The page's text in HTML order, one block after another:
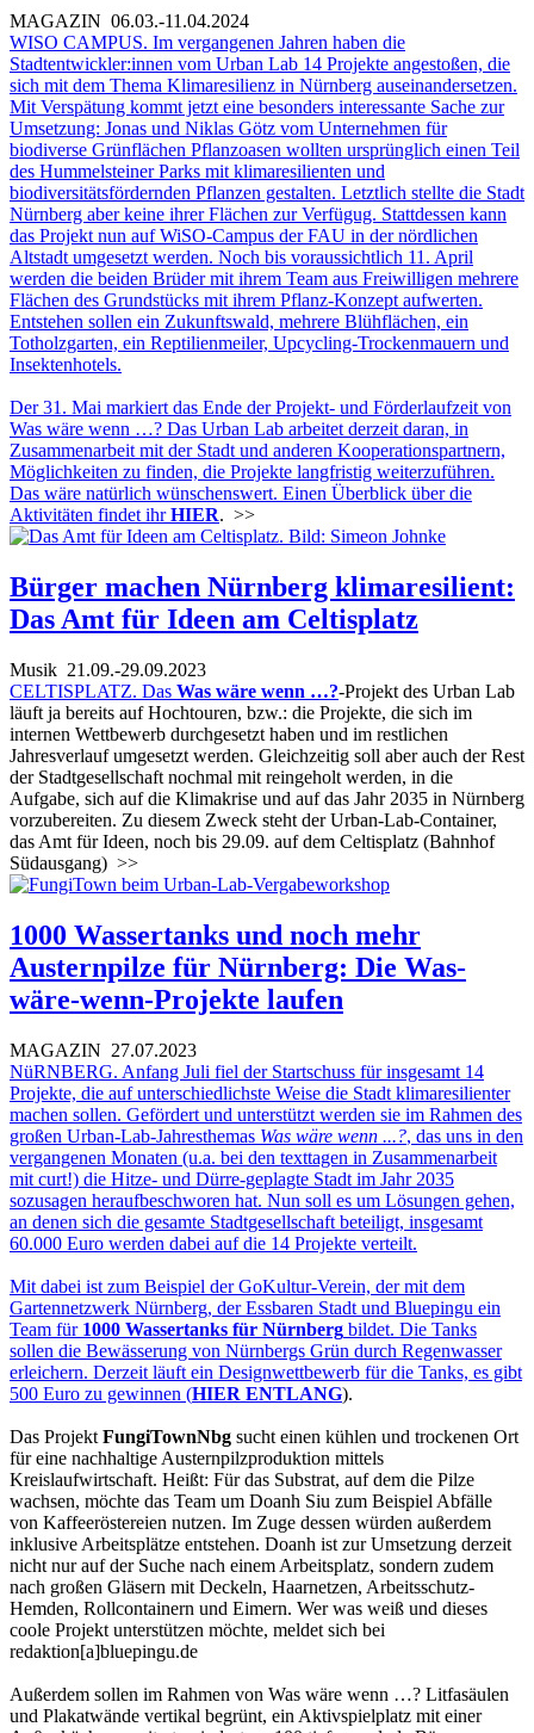
MAGAZIN 06.03.-11.04.2024
WISO CAMPUS. Im vergangenen Jahren haben die
Stadtentwickler:innen vom Urban Lab 14 Projekte angestoßen, die
sich mit dem Thema Klimaresilienz in Nürnberg auseinandersetzen.
Mit Verspätung kommt jetzt eine besonders interessante Sache zur
Umsetzung: Jonas und Niklas Götz vom Unternehmen für
biodiverse Grünflächen Pflanzoasen wollten ursprünglich einen Teil
des Hummelsteiner Parks mit klimaresilienten und
biodiversitätsfördernden Pflanzen gestalten. Letztlich stellte die Stadt
Nürnberg aber keine ihrer Flächen zur Verfügug. Stattdessen kann
das Projekt nun auf WiSO-Campus der FAU in der nördlichen
Altstadt umgesetzt werden. Noch bis voraussichtlich 11. April
werden die beiden Brüder mit ihrem Team aus Freiwilligen mehrere
Flächen des Grundstücks mit ihrem Pflanz-Konzept aufwerten.
Entstehen sollen ein Zukunftswald, mehrere Blühflächen, ein
Totholzgarten, ein Reptilienmeiler, Upcycling-Trockenmauern und
Insektenhotels.
Der 31. Mai markiert das Ende der Projekt- und Förderlaufzeit von
Was wäre wenn …? Das Urban Lab arbeitet derzeit daran, in
Zusammenarbeit mit der Stadt und anderen Kooperationspartnern,
Möglichkeiten zu finden, die Projekte langfristig weiterzuführen.
Das wäre natürlich wünschenswert. Einen Überblick über die
Aktivitäten findet ihrHIER. >>
Bürger machen Nürnberg klimaresilient:
Das Amt für Ideen am Celtisplatz
Musik 21.09.-29.09.2023
CELTISPLATZ. Das Was wäre wenn …?-Projekt des Urban Lab
läuft ja bereits auf Hochtouren, bzw.: die Projekte, die sich im
internen Wettbewerb durchgesetzt haben und im restlichen
Jahresverlauf umgesetzt werden. Gleichzeitig soll aber auch der Rest
der Stadtgesellschaft nochmal mit reingeholt werden, in die
Aufgabe, sich auf die Klimakrise und auf das Jahr 2035 in Nürnberg
vorzubereiten. Zu diesem Zweck steht der Urban-Lab-Container,
das Amt für Ideen, noch bis 29.09. auf dem Celtisplatz (Bahnhof
Südausgang) >>
1000 Wassertanks und noch mehr
Austernpilze für Nürnberg: Die Was-
wäre-wenn-Projekte laufen
MAGAZIN 27.07.2023
NüRNBERG. Anfang Juli fiel der Startschuss für insgesamt 14
Projekte, die auf unterschiedlichste Weise die Stadt klimaresilienter
machen sollen. Gefördert und unterstützt werden sie im Rahmen des
großen Urban-Lab-Jahresthemas Was wäre wenn ...?, das uns in den
vergangenen Monaten (u.a. bei den texttagen in Zusammenarbeit
mit curt!) die Hitze- und Dürre-geplagte Stadt im Jahr 2035
sozusagen heraufbeschworen hat. Nun soll es um Lösungen gehen,
an denen sich die gesamte Stadtgesellschaft beteiligt, insgesamt
60.000 Euro werden dabei auf die 14 Projekte verteilt.
Mit dabei ist zum Beispiel der GoKultur-Verein, der mit dem
Gartennetzwerk Nürnberg, der Essbaren Stadt und Bluepingu ein
Team für 1000 Wassertanks für Nürnberg bildet. Die Tanks
sollen die Bewässerung von Nürnbergs Grün durch Regenwasser
erleichern. Derzeit läuft ein Designwettbewerb für die Tanks, es gibt
500 Euro zu gewinnen (HIER ENTLANG).
Das Projekt FungiTownNbg sucht einen kühlen und trockenen Ort
für eine nachhaltige Austernpilzproduktion mittels
Kreislaufwirtschaft. Heißt: Für das Substrat, auf dem die Pilze
wachsen, möchte das Team um Doanh Siu zum Beispiel Abfälle
von Kaffeeröstereien nutzen. Im Zuge dessen würden außerdem
inklusive Arbeitsplätze entstehen. Doanh ist zur Umsetzung derzeit
nicht nur auf der Suche nach einem Arbeitsplatz, sondern zudem
nach großen Gläsern mit Deckeln, Haarnetzen, Arbeitsschutz-
Hemden, Rollcontainern und Eimern. Wer was weiß und dieses
coole Projekt unterstützen möchte, meldet sich bei
redaktion[a]bluepingu.de
Außerdem sollen im Rahmen von Was wäre wenn …? Litfasäulen
und Plakatwände vertikal begrünt, ein Aktivspielplatz mit einer